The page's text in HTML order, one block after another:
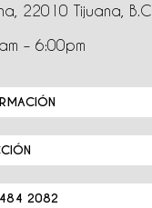
22010 Tijuana, B.C.
– 6:00pm
2082